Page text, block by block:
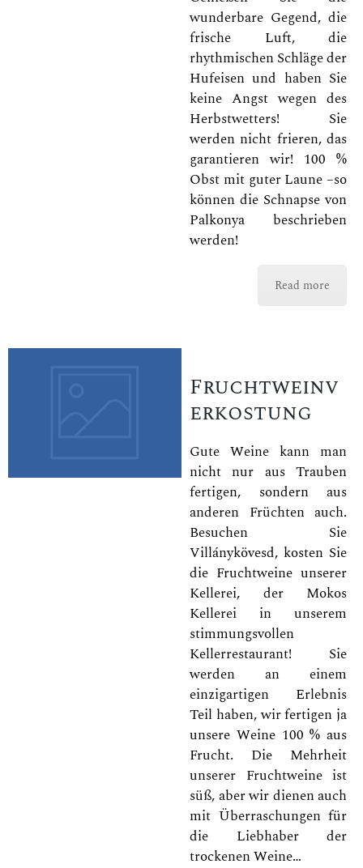
wunderbare Gegend, die
frische Luft, die
rhythmischen Schläge der
Hufeisen und haben Sie
keine Angst wegen des
Herbstwetters! Sie
werden nicht frieren, das
garantieren wir! 100 %
Obst mit guter Laune –so
können die Schnapse von
Palkonya beschrieben
werden!
Read more
Fruchtweinv
erkostung
Gute Weine kann man
nicht nur aus Trauben
fertigen, sondern aus
anderen Früchten auch.
Besuchen Sie
Villánykövesd, kosten Sie
die Fruchtweine unserer
Kellerei, der Mokos
Kellerei in unserem
stimmungsvollen
Kellerrestaurant! Sie
werden an einem
einzigartigen Erlebnis
Teil haben, wir fertigen ja
unsere Weine 100 % aus
Frucht. Die Mehrheit
unserer Fruchtweine ist
süß, aber wir dienen auch
mit Überraschungen für
die Liebhaber der
trockenen Weine…